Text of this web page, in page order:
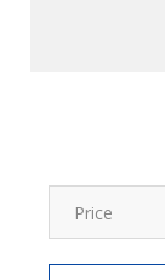
Price